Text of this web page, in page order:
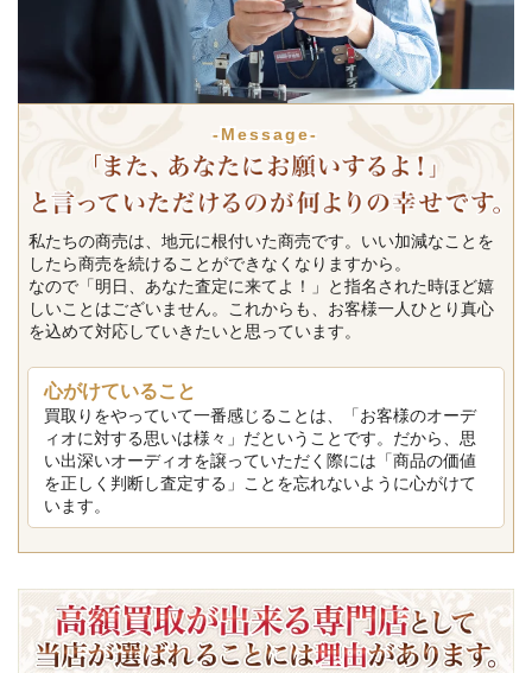
-Message-
私たちの商売は、地元に根付いた商売です。いい加減なことを
したら商売を続けることができなくなりますから。
なので「明日、あなた査定に来てよ！」と指名された時ほど嬉
しいことはございません。これからも、お客様一人ひとり真心
を込めて対応していきたいと思っています。
心がけていること
買取りをやっていて一番感じることは、「お客様のオーデ
ィオに対する思いは様々」だということです。だから、思
い出深いオーディオを譲っていただく際には「商品の価値
を正しく判断し査定する」ことを忘れないように心がけて
います。